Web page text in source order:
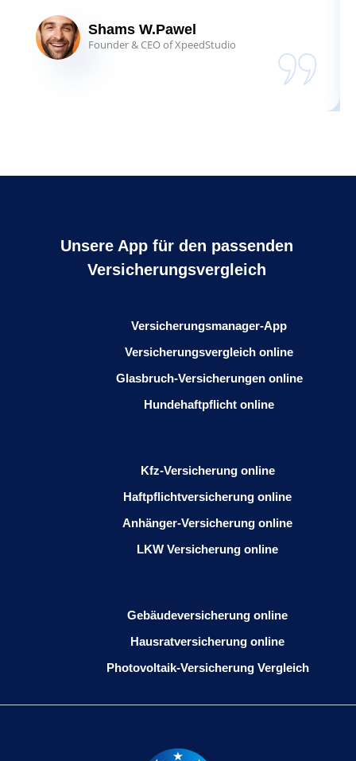
Shams W.Pawel
Founder & CEO of XpeedStudio
Unsere App für den passenden
Versicherungsvergleich
Versicherungsmanager-App
Versicherungsvergleich online
Glasbruch-Versicherungen online
Hundehaftpflicht online
Kfz-Versicherung online
Haftpflichtversicherung online
Anhänger-Versicherung online
LKW Versicherung online
Gebäudeversicherung online
Hausratversicherung online
Photovoltaik-Versicherung Vergleich